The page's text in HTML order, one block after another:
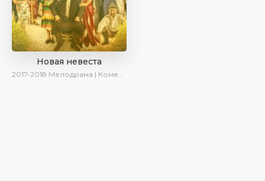
Новая невеста
2017-2018 Мелодрама | Комедия | SesDizi